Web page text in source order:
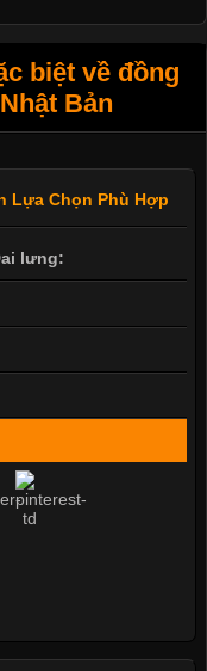
biệt về đồng
Bản
Lựa Chọn Phù Hợp
lưng: